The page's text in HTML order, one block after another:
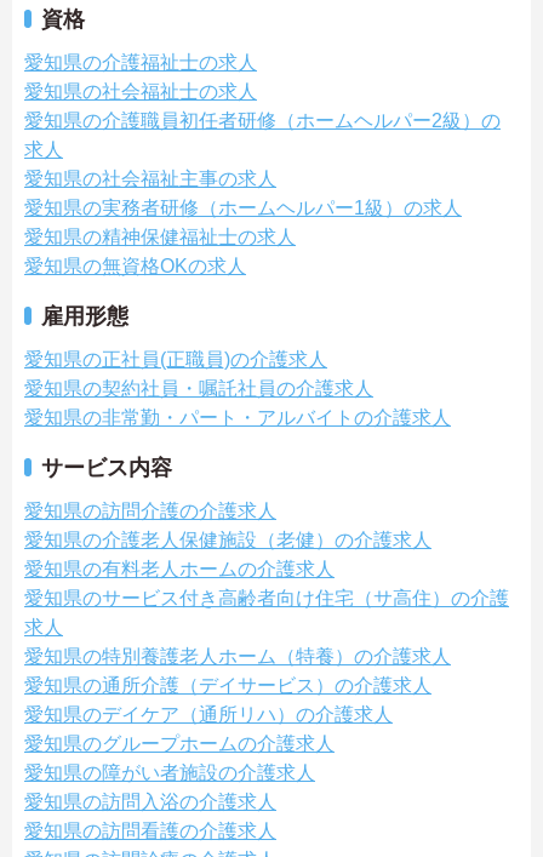
資格
愛知県の介護福祉士の求人
愛知県の社会福祉士の求人
愛知県の介護職員初任者研修（ホームヘルパー2級）の
求人
愛知県の社会福祉主事の求人
愛知県の実務者研修（ホームヘルパー1級）の求人
愛知県の精神保健福祉士の求人
愛知県の無資格OKの求人
雇用形態
愛知県の正社員(正職員)の介護求人
愛知県の契約社員・嘱託社員の介護求人
愛知県の非常勤・パート・アルバイトの介護求人
サービス内容
愛知県の訪問介護の介護求人
愛知県の介護老人保健施設（老健）の介護求人
愛知県の有料老人ホームの介護求人
愛知県のサービス付き高齢者向け住宅（サ高住）の介護
求人
愛知県の特別養護老人ホーム（特養）の介護求人
愛知県の通所介護（デイサービス）の介護求人
愛知県のデイケア（通所リハ）の介護求人
愛知県のグループホームの介護求人
愛知県の障がい者施設の介護求人
愛知県の訪問入浴の介護求人
愛知県の訪問看護の介護求人